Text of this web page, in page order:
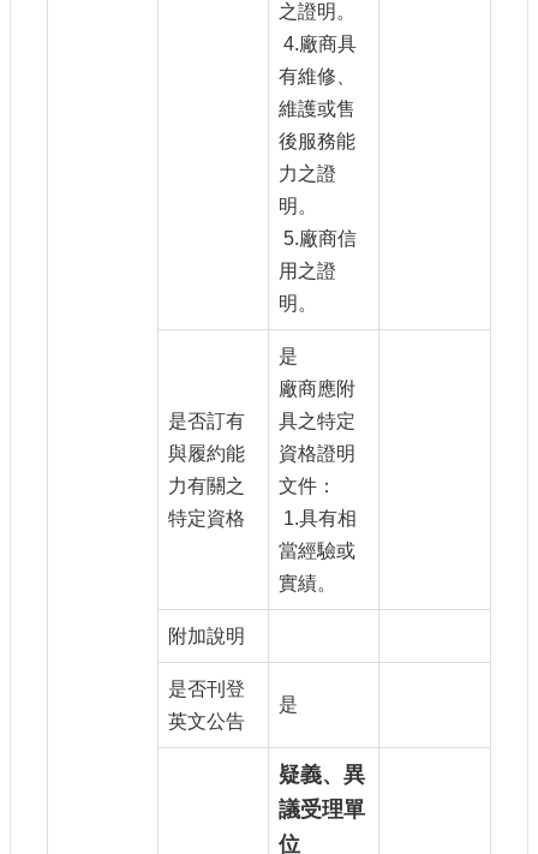
之證明。
4.廠商具
有維修、
維護或售
後服務能
力之證
明。
5.廠商信
用之證
明。
是否訂有
與履約能
力有關之
特定資格
是
廠商應附
具之特定
資格證明
文件：
1.具有相
當經驗或
實績。
附加說明
是否刊登
英文公告
是
疑義、異
議受理單
位